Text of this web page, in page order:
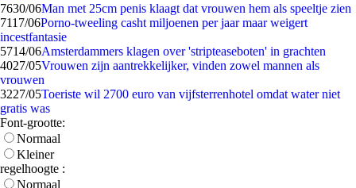
7630/06Man met 25cm penis klaagt dat vrouwen hem als speeltje zien
7117/06Porno-tweeling casht miljoenen per jaar maar weigert
incestfantasie
5714/06Amsterdammers klagen over 'stripteaseboten' in grachten
4027/05Vrouwen zijn aantrekkelijker, vinden zowel mannen als
vrouwen
3227/05Toeriste wil 2700 euro van vijfsterrenhotel omdat water niet
gratis was
Font-grootte:
Normaal
Kleiner
regelhoogte :
Normaal